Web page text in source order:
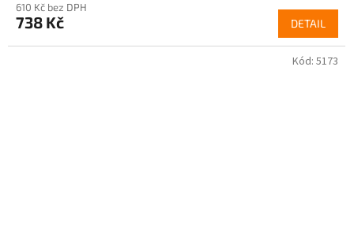
610 Kč bez DPH
738 Kč DETAIL
Kód: 5173